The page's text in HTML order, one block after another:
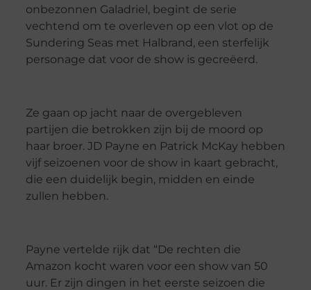
onbezonnen Galadriel, begint de serie
vechtend om te overleven op een vlot op de
Sundering Seas met Halbrand, een sterfelijk
personage dat voor de show is gecreëerd.
Ze gaan op jacht naar de overgebleven
partijen die betrokken zijn bij de moord op
haar broer. JD Payne en Patrick McKay hebben
vijf seizoenen voor de show in kaart gebracht,
die een duidelijk begin, midden en einde
zullen hebben.
Payne vertelde rijk dat “De rechten die
Amazon kocht waren voor een show van 50
uur. Er zijn dingen in het eerste seizoen die